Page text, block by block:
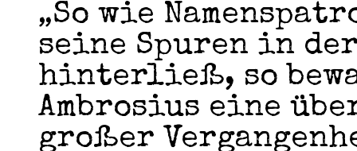
„So wie
seine Spuren in
hinterließ, so
Ambrosius eine
großer